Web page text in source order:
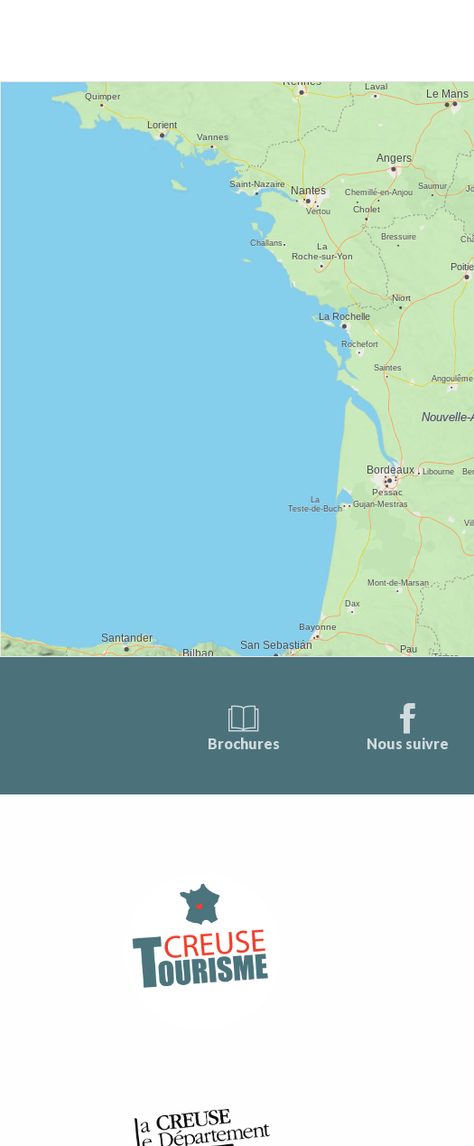
Brochures Nous suivre